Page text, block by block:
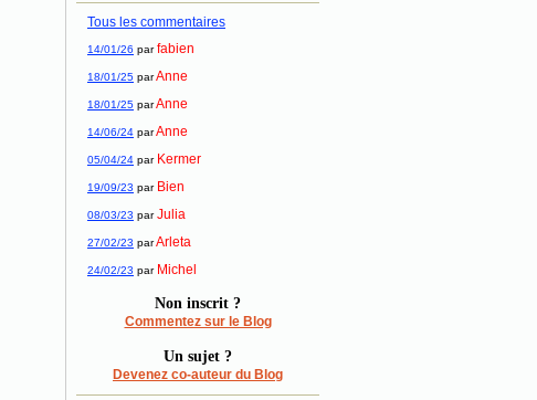
Tous les commentaires
14/01/26 par fabien
18/01/25 parAnne
18/01/25 parAnne
14/06/24 parAnne
05/04/24 par Kermer
19/09/23 par Bien
08/03/23 par Julia
27/02/23 parArleta
24/02/23 par Michel
Non inscrit ?
Commentez sur le Blog
Un sujet ?
Devenez co-auteur du Blog